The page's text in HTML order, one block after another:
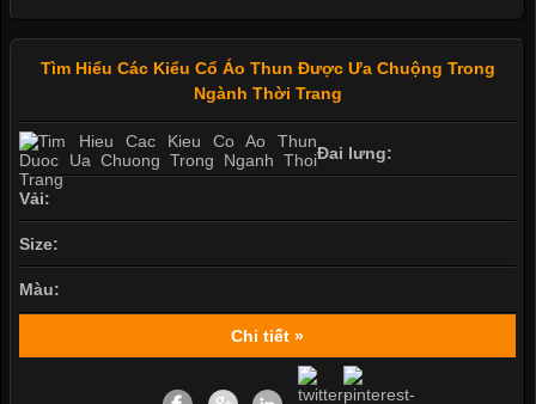
Tìm Hiểu Các Kiểu Cổ Áo Thun Được Ưa Chuộng Trong
Ngành Thời Trang
Đai lưng:
Vải:
Size:
Màu:
Chi tiết »